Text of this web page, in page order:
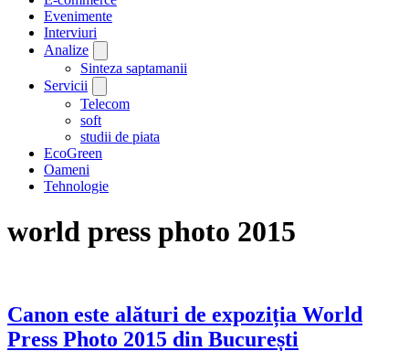
Evenimente
Interviuri
Analize
Sinteza saptamanii
Servicii
Telecom
soft
studii de piata
EcoGreen
Oameni
Tehnologie
world press photo 2015
Canon este alături de expoziția World
Press Photo 2015 din București